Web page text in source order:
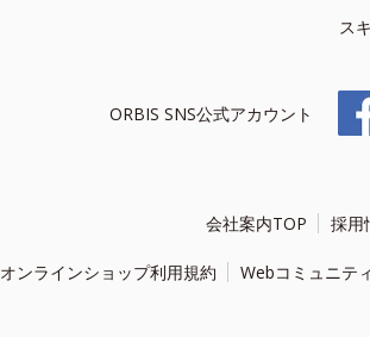
ス
ORBIS SNS公式アカウント
会社案内TOP 採用
オンラインショップ利用規約 Webコミュニテ